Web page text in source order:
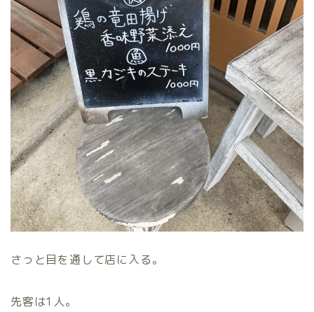
さっと目を通して店に入る。
先客は1人。